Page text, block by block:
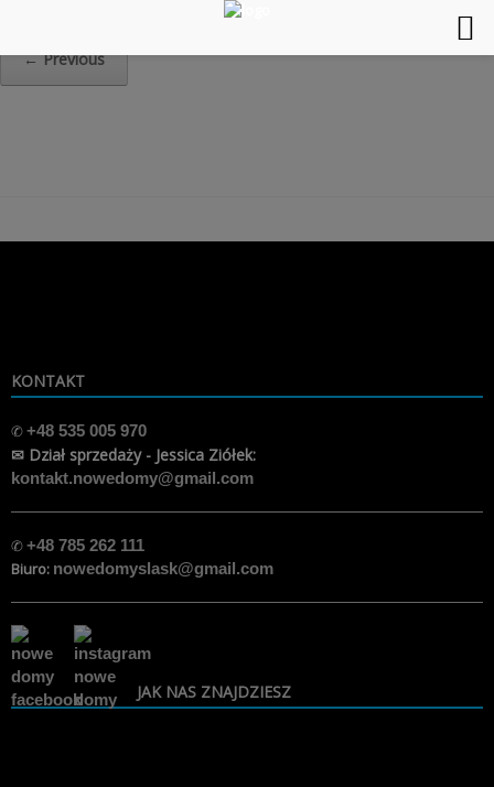
to
← Previous
KONTAKT
✆+48 535 005 970
✉ Dział sprzedaży - Jessica Ziółek:
kontakt.nowedomy@gmail.com
✆+48 785 262 111
Biuro: nowedomyslask@gmail.com
JAK NAS ZNAJDZIESZ